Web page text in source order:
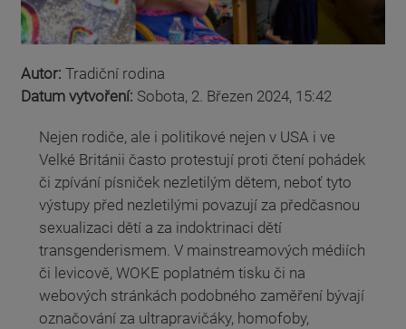
Autor: Tradiční rodina
Datum vytvoření: Sobota, 2. Březen 2024, 15:42
Nejen rodiče, ale i politikové nejen v USA i ve
Velké Británii často protestují proti čtení pohádek
či zpívání písniček nezletilým dětem, neboť tyto
výstupy před nezletilými povazují za předčasnou
sexualizaci dětí a za indoktrinaci dětí
transgenderismem. V mainstreamových médiích
či levicově, WOKE poplatném tisku či na
webových stránkách podobného zaměření bývají
označování za ultrapravičáky, homofoby,